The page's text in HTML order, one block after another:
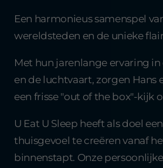
Een harmonieus samenspel
wereldsteden en de unieke
Met hun jarenlange ervaring
en de luchtvaart, zorgen Hans
een frisse "out of the box"-kijk
U Eat U Sleep heeft als doel
thuisgevoel te creëren vanaf
binnenstapt. Onze